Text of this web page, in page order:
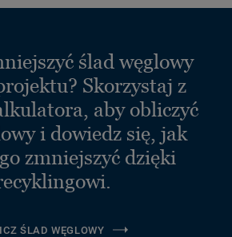
ślad węglowy
Skorzystaj z
aby obliczyć
i dowiedz się, jak
zmniejszyć dzięki
ŚLAD WĘGLOWY